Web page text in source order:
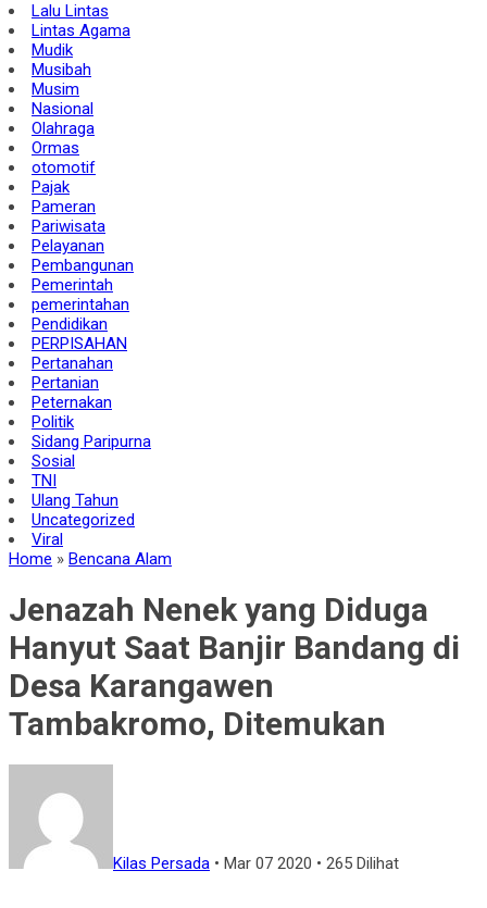
Lalu Lintas
Lintas Agama
Mudik
Musibah
Musim
Nasional
Olahraga
Ormas
otomotif
Pajak
Pameran
Pariwisata
Pelayanan
Pembangunan
Pemerintah
pemerintahan
Pendidikan
PERPISAHAN
Pertanahan
Pertanian
Peternakan
Politik
Sidang Paripurna
Sosial
TNI
Ulang Tahun
Uncategorized
Viral
Home » Bencana Alam
Jenazah Nenek yang Diduga
Hanyut Saat Banjir Bandang di
Desa Karangawen
Tambakromo, Ditemukan
Kilas Persada • Mar 07 2020 • 265 Dilihat